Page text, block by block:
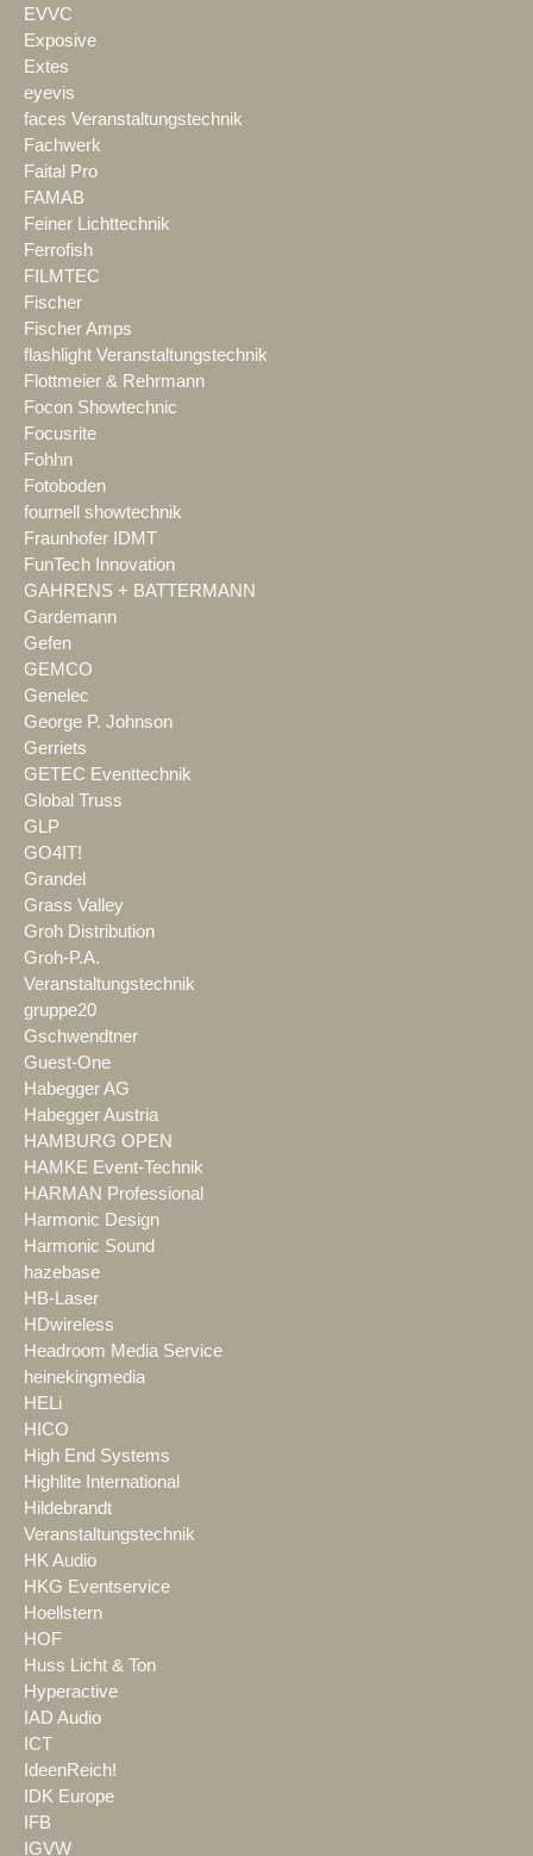
EVVC
Exposive
Extes
eyevis
faces Veranstaltungstechnik
Fachwerk
Faital Pro
FAMAB
Feiner Lichttechnik
Ferrofish
FILMTEC
Fischer
Fischer Amps
flashlight Veranstaltungstechnik
Flottmeier & Rehrmann
Focon Showtechnic
Focusrite
Fohhn
Fotoboden
fournell showtechnik
Fraunhofer IDMT
FunTech Innovation
GAHRENS + BATTERMANN
Gardemann
Gefen
GEMCO
Genelec
George P. Johnson
Gerriets
GETEC Eventtechnik
Global Truss
GLP
GO4IT!
Grandel
Grass Valley
Groh Distribution
Groh-P.A.
Veranstaltungstechnik
gruppe20
Gschwendtner
Guest-One
Habegger AG
Habegger Austria
HAMBURG OPEN
HAMKE Event-Technik
HARMAN Professional
Harmonic Design
Harmonic Sound
hazebase
HB-Laser
HDwireless
Headroom Media Service
heinekingmedia
HELi
HICO
High End Systems
Highlite International
Hildebrandt
Veranstaltungstechnik
HK Audio
HKG Eventservice
Hoellstern
HOF
Huss Licht & Ton
Hyperactive
IAD Audio
ICT
IdeenReich!
IDK Europe
IFB
IGVW